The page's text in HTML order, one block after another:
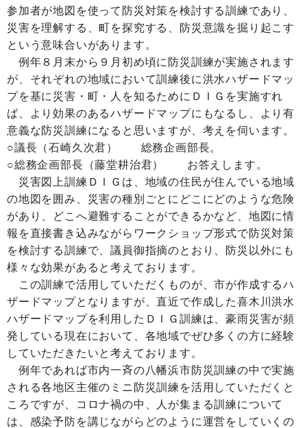
参加者が地図を使って防災対策を検討する訓練であり、
災害を理解する、町を探究する、防災意識を掘り起こす
という意味合いがあります。
例年８月末から９月初め頃に防災訓練が実施されます
が、それぞれの地域において訓練後に洪水ハザードマッ
プを基に災害・町・人を知るためにＤＩＧを実施すれ
ば、より効果のあるハザードマップにもなるし、より有
意義な防災訓練になると思いますが、考えを伺います。
○議長（石崎久次君） 総務企画部長。
○総務企画部長（藤堂耕治君） お答えします。
災害図上訓練ＤＩＧは、地域の住民が住んでいる地域
の地図を囲み、災害の種別ごとにどこにどのような危険
があり、どこへ避難することができるかなど、地図に情
報を直接書き込みながらワークショップ形式で防災対策
を検討する訓練で、議員御指摘のとおり、防災以外にも
様々な効果があると考えております。
この訓練で活用していただくものが、市が作成するハ
ザードマップとなりますが、直近で作成した喜木川洪水
ハザードマップを利用したＤＩＧ訓練は、豪雨災害が頻
発している現在において、各地域でぜひ多くの方に経験
していただきたいと考えております。
例年であれば市内一斉の八幡浜市防災訓練の中で実施
される各地区主催のミニ防災訓練を活用していただくと
ころですが、コロナ禍の中、人が集まる訓練について
は、感染予防を講じながらどのように運営をしていくの